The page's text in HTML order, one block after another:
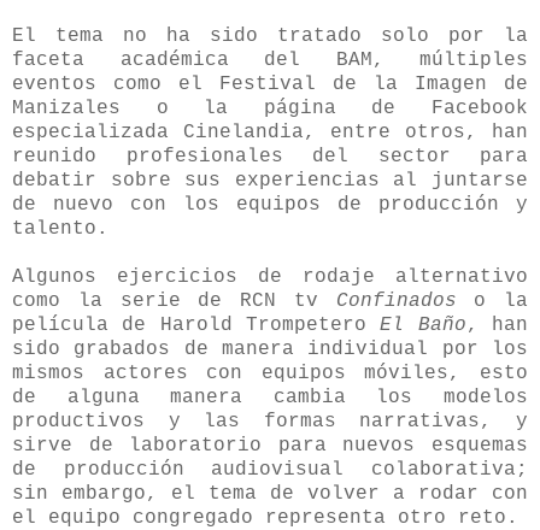
El tema no ha sido tratado solo por la
faceta académica del BAM, múltiples
eventos como el Festival de la Imagen de
Manizales o la página de Facebook
especializada Cinelandia, entre otros, han
reunido profesionales del sector para
debatir sobre sus experiencias al juntarse
de nuevo con los equipos de producción y
talento.
Algunos ejercicios de rodaje alternativo
como la serie de RCN tv Confinados o la
película de Harold TrompeteroEl Baño, han
sido grabados de manera individual por los
mismos actores con equipos móviles, esto
de alguna manera cambia los modelos
productivos y las formas narrativas, y
sirve de laboratorio para nuevos esquemas
de producción audiovisual colaborativa;
sin embargo, el tema de volver a rodar con
el equipo congregado representa otro reto.